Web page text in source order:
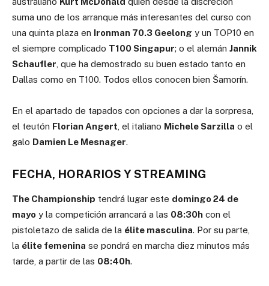
suma uno de los arranque más interesantes del curso con
una quinta plaza en Ironman 70.3 Geelong y un TOP10 en
el siempre complicado T100 Singapur; o el alemán Jannik
Schaufler , que ha demostrado su buen estado tanto en
Dallas como en T100. Todos ellos conocen bien Šamorín.
En el apartado de tapados con opciones a dar la sorpresa,
el teutón Florian Angert , el italiano Michele Sarzilla o el
galo Damien Le Mesnager.
FECHA, HORARIOS Y STREAMING
The Championship tendrá lugar este domingo 24 de
mayo y la competición arrancará a las 08:30h con el
pistoletazo de salida de la élite masculina. Por su parte,
la élite femenina se pondrá en marcha diez minutos más
tarde, a partir de las 08:40h.